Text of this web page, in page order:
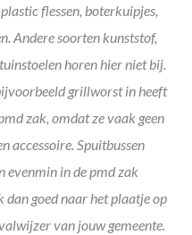
flessen, boterkuipjes,
Andere soorten kunststof,
horen hier niet bij.
grillworst in heeft
zak, omdat ze vaak geen
accessoire. Spuitbussen
evenmin in de pmd zak
dan goed naar het plaatje op
van jouw gemeente.